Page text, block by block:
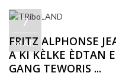
7
MAR
FRITZ ALPHONSE
A KI KÈLKE ÈDTAN
GANG TEWORIS ...